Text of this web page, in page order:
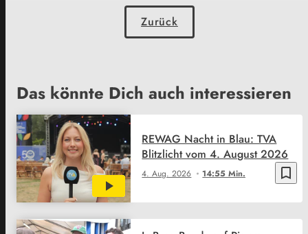
Zurück
Das könnte Dich auch interessieren
bookmark_border
4. Aug. 2026 14:55 Min.
REWAG Nacht in Blau: TVA
Blitzlicht vom 4. August 2026